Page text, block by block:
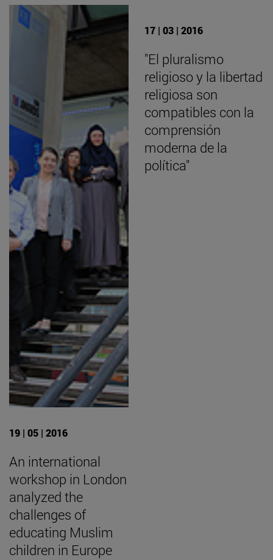
19 | 05 | 2016
An international
workshop in London
analyzed the
challenges of
educating Muslim
children in Europe
17 | 03 | 2016
"El pluralismo
religioso y la libertad
religiosa son
compatibles con la
comprensión
moderna de la
política"